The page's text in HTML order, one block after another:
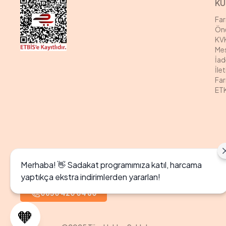
0850 420 04 80
Merhaba! 👋 Sadakat programımıza katıl, harcama
yaptıkça ekstra indirimlerden yararlan!
🧡